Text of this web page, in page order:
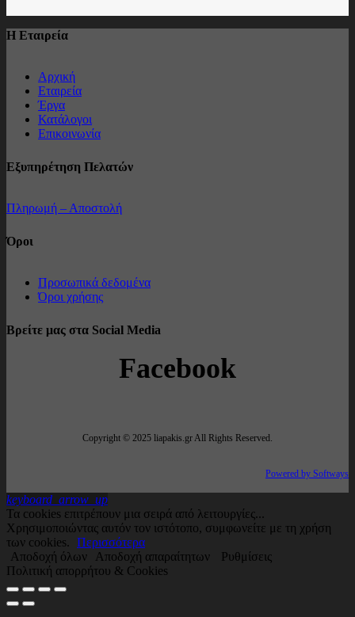
Η Εταιρεία
Αρχική
Εταιρεία
Έργα
Κατάλογοι
Επικοινωνία
Εξυπηρέτηση Πελατών
Πληρωμή – Αποστολή
Όροι
Προσωπικά δεδομένα
Όροι χρήσης
Βρείτε μας στα Social Media
Facebook
Copyright © 2025 liapakis.gr All Rights Reserved.
Powered by Softways
keyboard_arrow_up
Τα cookies επιτρέπουν μια σειρά από λειτουργίες...
Χρησιμοποιώντας αυτόν τον ιστότοπο, συμφωνείτε με τη χρήση
των cookies. Περισσότερα
Αποδοχή όλων
Αποδοχή απαραίτητων
Ρυθμίσεις
Πολιτική απορρήτου & Cookies